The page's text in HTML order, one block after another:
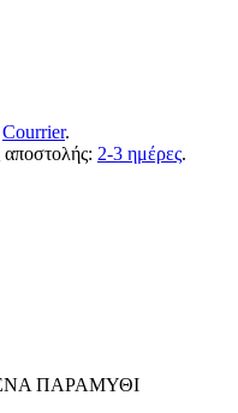
Courrier.
2-3 ημέρες.
ΠΑΡΑΜΥΘΙ